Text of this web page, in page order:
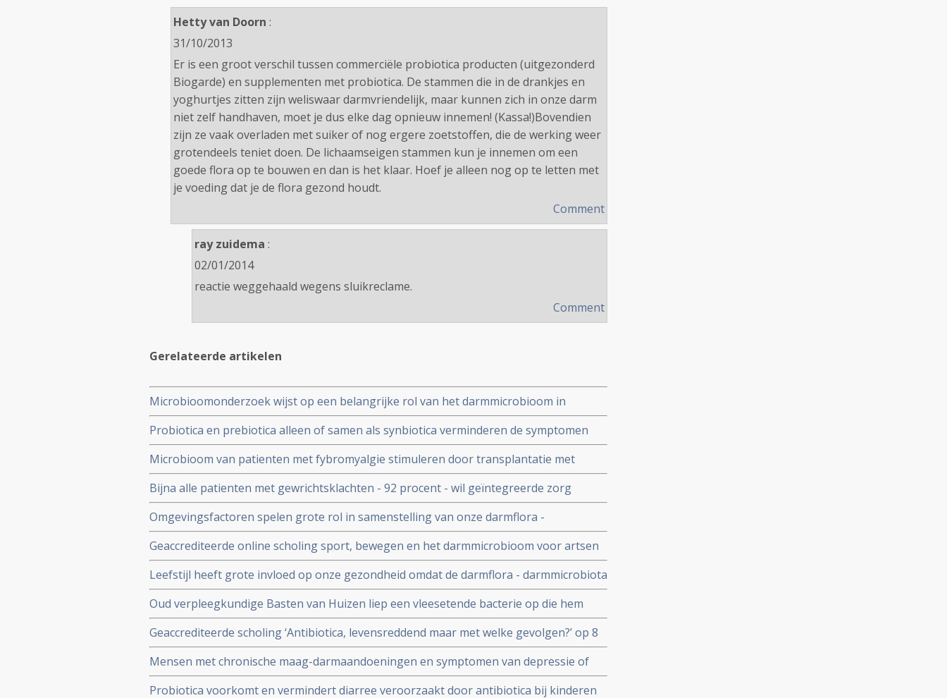
Hetty van Doorn :
31/10/2013
Er is een groot verschil tussen commerciële probiotica producten (uitgezonderd
Biogarde) en supplementen met probiotica. De stammen die in de drankjes en
yoghurtjes zitten zijn weliswaar darmvriendelijk, maar kunnen zich in onze darm
niet zelf handhaven, moet je dus elke dag opnieuw innemen! (Kassa!)Bovendien
zijn ze vaak overladen met suiker of nog ergere zoetstoffen, die de werking weer
grotendeels teniet doen. De lichaamseigen stammen kun je innemen om een
goede flora op te bouwen en dan is het klaar. Hoef je alleen nog op te letten met
je voeding dat je de flora gezond houdt.
Comment
ray zuidema :
02/01/2014
reactie weggehaald wegens sluikreclame.
Comment
Gerelateerde artikelen
Microbioomonderzoek wijst op een belangrijke rol van het darmmicrobioom in
Prikkelbaredarmsyndroom (PDS)
Probiotica en prebiotica alleen of samen als synbiotica verminderen de symptomen
van depressie en angst bij patiënten met een depressie vergeleken met het niet
gebruiken ervan
Microbioom van patienten met fybromyalgie stimuleren door transplantatie met
darmmicrobioom van gezonde mensen vermindert pijn en verbetert kwaliteit van
leven aanzienlijk
Bijna alle patienten met gewrichtsklachten - 92 procent - wil geïntegreerde zorg
waarbij reguliere en complementaire middelen worden gecombineerd
Omgevingsfactoren spelen grote rol in samenstelling van onze darmflora -
darmmicrobiota en heeft grote invloed op onze gezondheid
Geaccrediteerde online scholing sport, bewegen en het darmmicrobioom voor artsen
en therapeuten. Data 23 mei 2024 en 4 juni 2024. Deelname is gratis.
Leefstijl heeft grote invloed op onze gezondheid omdat de darmflora - darmmicrobiota
wordt aangetast. Dagelijks probiotica kan helpen darmflora te verbeteren
Oud verpleegkundige Basten van Huizen liep een vleesetende bacterie op die hem
zwaar verminkte maar met probiotica herstelde hij zo ver dat hij weer vrijwilligerswerk
kan doen
Geaccrediteerde scholing ‘Antibiotica, levensreddend maar met welke gevolgen?’ op 8
en 13 juni 2023 via webinar vanuit Winclove Amsterdam
Mensen met chronische maag-darmaandoeningen en symptomen van depressie of
angstigheid kunnen baat hebben bij probiotica
Probiotica voorkomt en vermindert diarree veroorzaakt door antibiotica bij kinderen